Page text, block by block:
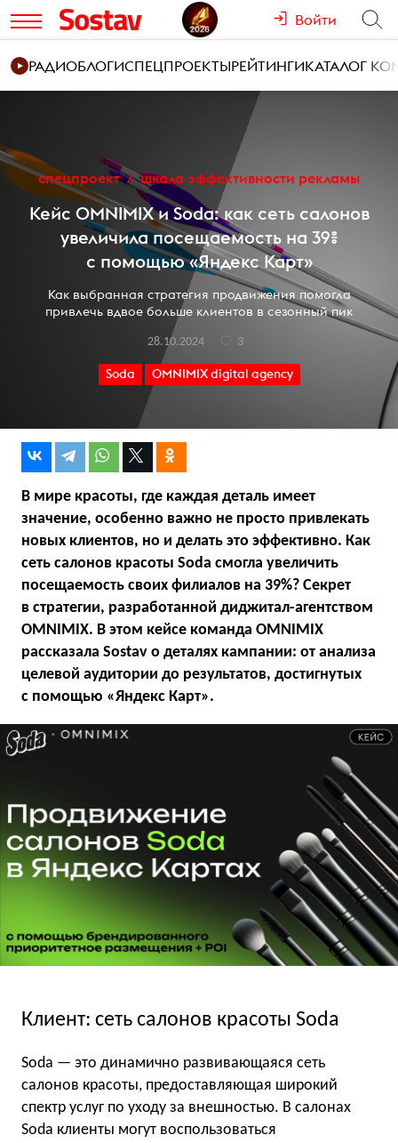
Войти
РАДИОБЛОГИСПЕЦПРОЕКТЫРЕЙТИНГИКАТАЛОГ
спецпроект шкала эффективности рекламы
Кейс OMNIMIX и Soda: как сеть салонов
увеличила посещаемость на 39%
с помощью «Яндекс Карт»
Как выбранная стратегия продвижения помогла
привлечь вдвое больше клиентов в сезонный пик
28.10.2024 3
Soda OMNIMIX digital agency
В мире красоты, где каждая деталь имеет
значение, особенно важно не просто привлекать
новых клиентов, но и делать это эффективно. Как
сеть салонов красоты Soda смогла увеличить
посещаемость своих филиалов на 39%? Секрет
в стратегии, разработанной диджитал-агентством
OMNIMIX. В этом кейсе команда OMNIMIX
рассказала Sostav о деталях кампании: от анализа
целевой аудитории до результатов, достигнутых
с помощью «Яндекс Карт».
Клиент: сеть салонов красоты Soda
Soda — это динамично развивающаяся сеть
салонов красоты, предоставляющая широкий
спектр услуг по уходу за внешностью. В салонах
Soda клиенты могут воспользоваться